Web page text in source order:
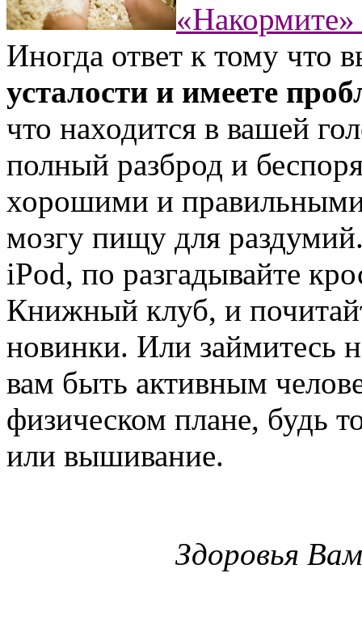
Иногда ответ к тому что
усталости и имеете
что находится в вашей
полный разброд и
хорошими и
мозгу пищу для
iPod, по разгадывайте
Книжный клуб, и
новинки. Или займитесь
вам быть активным
физическом плане, будь
или вышивание.
Здоровья